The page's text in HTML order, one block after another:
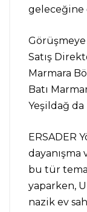
geleceğine
Satış
Marmara
Batı
Yeşildağ da
ERSADER
bu tür
yaparken,
nazik ev